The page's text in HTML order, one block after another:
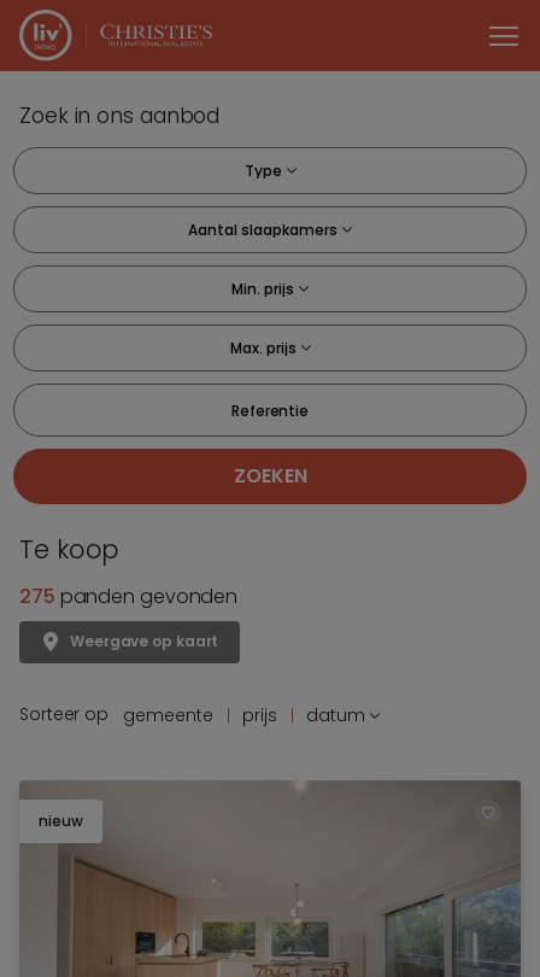
Menu overslaan en naar de inhoud gaan
Zoek in ons aanbod
Type
Aantal slaapkamers
Min. prijs
Max. prijs
Referentie
ZOEKEN
Te koop
275 panden gevonden
Weergave op kaart
Sorteer op gemeente prijs datum
nieuw